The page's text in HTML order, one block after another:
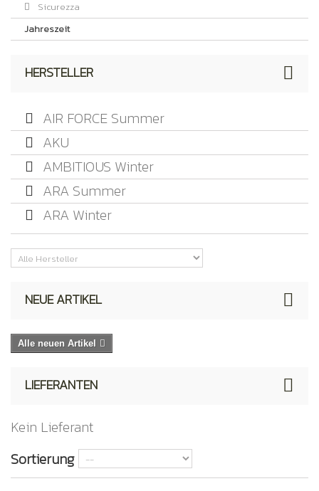
Sicurezza
Jahreszeit
HERSTELLER
AIR FORCE Summer
AKU
AMBITIOUS Winter
ARA Summer
ARA Winter
NEUE ARTIKEL
Alle neuen Artikel
LIEFERANTEN
Kein Lieferant
Sortierung